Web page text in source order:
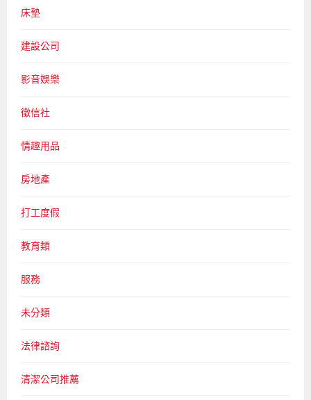
床墊
建設公司
影音娛樂
徵信社
情趣用品
房地產
打工度假
教育類
服務
未分類
法律諮詢
清潔公司推薦